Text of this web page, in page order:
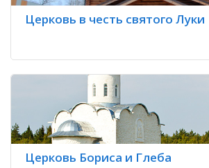
Церковь в честь святого Луки
Церковь Бориса и Глеба